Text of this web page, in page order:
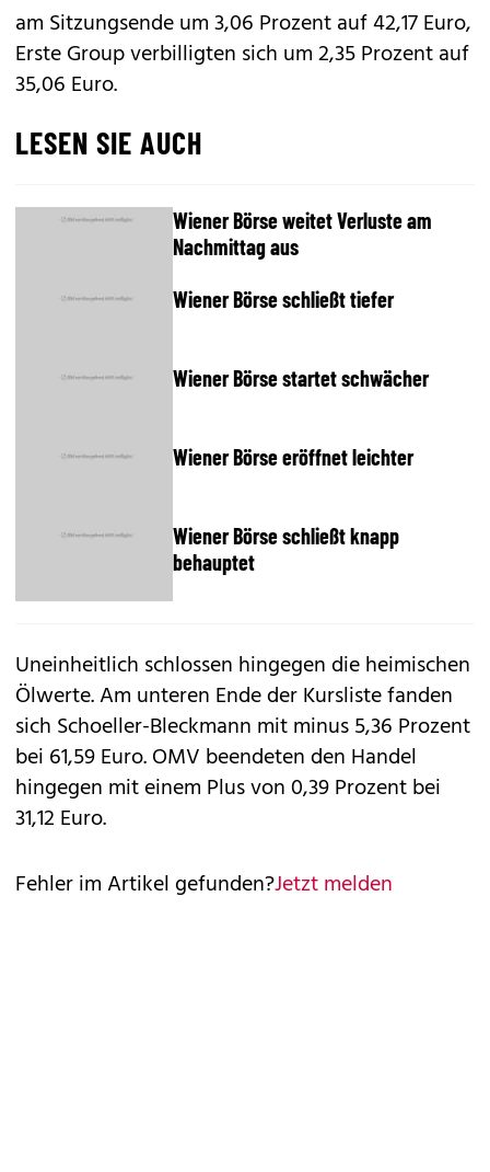
am Sitzungsende um 3,06 Prozent auf 42,17 Euro,
Erste Group verbilligten sich um 2,35 Prozent auf
35,06 Euro.
LESEN SIE AUCH
Wiener Börse weitet Verluste am
Nachmittag aus
Wiener Börse schließt tiefer
Wiener Börse startet schwächer
Wiener Börse eröffnet leichter
Wiener Börse schließt knapp
behauptet
Uneinheitlich schlossen hingegen die heimischen
Ölwerte. Am unteren Ende der Kursliste fanden
sich Schoeller-Bleckmann mit minus 5,36 Prozent
bei 61,59 Euro. OMV beendeten den Handel
hingegen mit einem Plus von 0,39 Prozent bei
31,12 Euro.
Fehler im Artikel gefunden?Jetzt melden